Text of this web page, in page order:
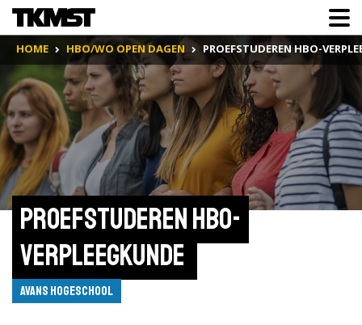
HOME HBO/WO OPEN DAGEN PROEFSTUDEREN HBO-
Proefstuderen HBO-
Verpleegkunde
Avans Hogeschool